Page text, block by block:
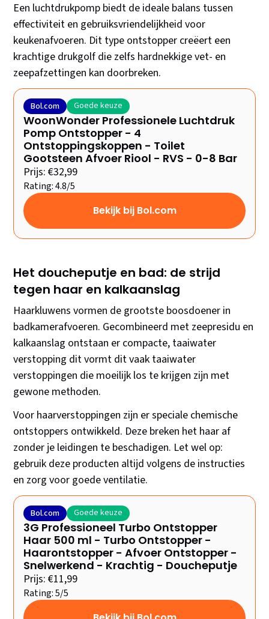
Een luchtdrukpomp biedt de ideale balans tussen
effectiviteit en gebruiksvriendelijkheid voor
keukenafvoeren. Dit type ontstopper creëert een
krachtige drukgolf die zelfs hardnekkige vet- en
zeepafzettingen kan doorbreken.
Bol.com Goede keuze
WoonWonder Professionele Luchtdruk
Pomp Ontstopper - 4
Ontstoppingskoppen - Toilet
Gootsteen Afvoer Riool - RVS - 0-8 Bar
Prijs: €32,99
Rating: 4.8/5
Bekijk bij Bol.com
Het doucheputje en bad: de strijd
tegen haar en kalkaanslag
Haarkluwens vormen de grootste boosdoener in
badkamerafvoeren. Gecombineerd met zeepresidu en
kalkaanslag ontstaan er compacte, taaiwater
verstopping dit vormt dit vaak taaiwater
verstoppingen die moeilijk los te krijgen zijn met
gewone methoden.
Voor haarverstoppingen zijn er speciale chemische
ontstoppers ontwikkeld. Deze breken het haar af
zonder je leidingen te beschadigen. Let wel op:
gebruik deze producten altijd volgens de instructies
en zorg voor goede ventilatie.
Bol.com Goede keuze
3G Professioneel Turbo Ontstopper
Haar 500 ml - Turbo Ontstopper -
Haarontstopper - Afvoer Ontstopper -
Snelwerkend - Krachtig - Doucheputje
Prijs: €11,99
Rating: 5/5